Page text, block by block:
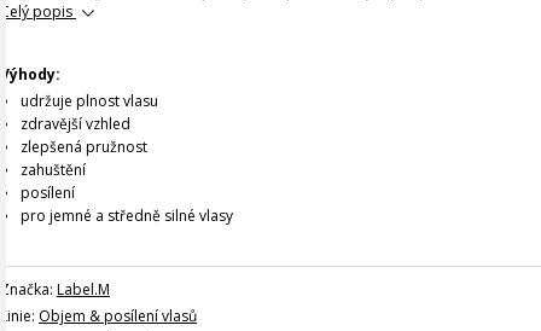
Celý popis
Výhody:
udržuje plnost vlasu
zdravější vzhled
zlepšená pružnost
zahuštění
posílení
pro jemné a středně silné vlasy
Značka: Label.M
Linie: Objem & posílení vlasů